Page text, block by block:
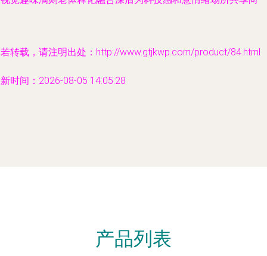
转载，请注明出处：http://www.gtjkwp.com/product/84.html
时间：2026-08-05 14:05:28
产品列表